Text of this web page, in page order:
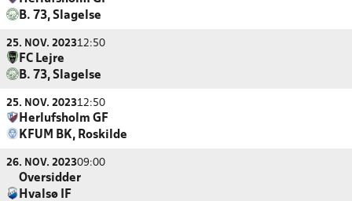
B. 73, Slagelse
25. NOV. 202312:50
FC Lejre
B. 73, Slagelse
25. NOV. 202312:50
Herlufsholm GF
KFUM BK, Roskilde
26. NOV. 202309:00
Oversidder
Hvalsø IF